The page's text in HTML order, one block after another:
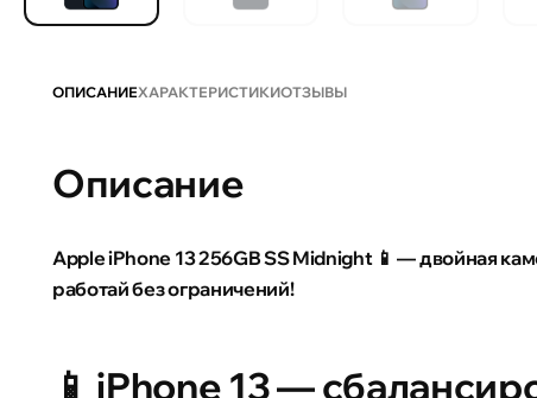
ОПИСАНИЕХАРАКТЕРИСТИКИОТЗЫВЫ
Описание
Apple iPhone 13 256GB SS Midnight 📱 — двойная
работай без ограничений!
📱 iPhone 13 —